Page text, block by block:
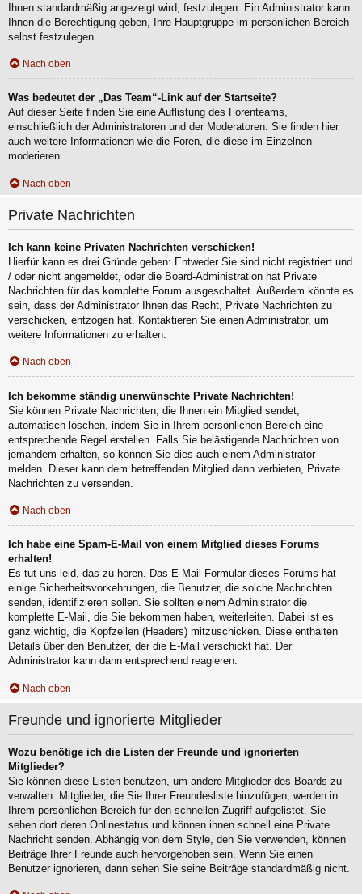
Ihnen standardmäßig angezeigt wird, festzulegen. Ein Administrator kann
Ihnen die Berechtigung geben, Ihre Hauptgruppe im persönlichen Bereich
selbst festzulegen.
Nach oben
Was bedeutet der „Das Team“-Link auf der Startseite?
Auf dieser Seite finden Sie eine Auflistung des Forenteams,
einschließlich der Administratoren und der Moderatoren. Sie finden hier
auch weitere Informationen wie die Foren, die diese im Einzelnen
moderieren.
Nach oben
Private Nachrichten
Ich kann keine Privaten Nachrichten verschicken!
Hierfür kann es drei Gründe geben: Entweder Sie sind nicht registriert und
/ oder nicht angemeldet, oder die Board-Administration hat Private
Nachrichten für das komplette Forum ausgeschaltet. Außerdem könnte es
sein, dass der Administrator Ihnen das Recht, Private Nachrichten zu
verschicken, entzogen hat. Kontaktieren Sie einen Administrator, um
weitere Informationen zu erhalten.
Nach oben
Ich bekomme ständig unerwünschte Private Nachrichten!
Sie können Private Nachrichten, die Ihnen ein Mitglied sendet,
automatisch löschen, indem Sie in Ihrem persönlichen Bereich eine
entsprechende Regel erstellen. Falls Sie belästigende Nachrichten von
jemandem erhalten, so können Sie dies auch einem Administrator
melden. Dieser kann dem betreffenden Mitglied dann verbieten, Private
Nachrichten zu versenden.
Nach oben
Ich habe eine Spam-E-Mail von einem Mitglied dieses Forums
erhalten!
Es tut uns leid, das zu hören. Das E-Mail-Formular dieses Forums hat
einige Sicherheitsvorkehrungen, die Benutzer, die solche Nachrichten
senden, identifizieren sollen. Sie sollten einem Administrator die
komplette E-Mail, die Sie bekommen haben, weiterleiten. Dabei ist es
ganz wichtig, die Kopfzeilen (Headers) mitzuschicken. Diese enthalten
Details über den Benutzer, der die E-Mail verschickt hat. Der
Administrator kann dann entsprechend reagieren.
Nach oben
Freunde und ignorierte Mitglieder
Wozu benötige ich die Listen der Freunde und ignorierten
Mitglieder?
Sie können diese Listen benutzen, um andere Mitglieder des Boards zu
verwalten. Mitglieder, die Sie Ihrer Freundesliste hinzufügen, werden in
Ihrem persönlichen Bereich für den schnellen Zugriff aufgelistet. Sie
sehen dort deren Onlinestatus und können ihnen schnell eine Private
Nachricht senden. Abhängig von dem Style, den Sie verwenden, können
Beiträge Ihrer Freunde auch hervorgehoben sein. Wenn Sie einen
Benutzer ignorieren, dann sehen Sie seine Beiträge standardmäßig nicht.